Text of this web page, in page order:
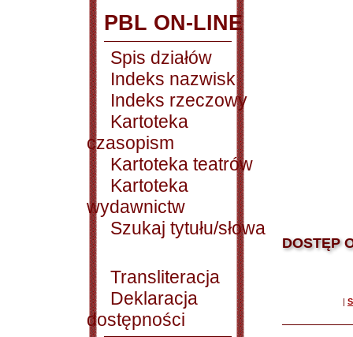
PBL ON-LINE
Spis działów
Indeks nazwisk
Indeks rzeczowy
Kartoteka
czasopism
Kartoteka teatrów
Kartoteka
wydawnictw
Szukaj tytułu/słowa
Transliteracja
Deklaracja
dostępności
DOSTĘP
|